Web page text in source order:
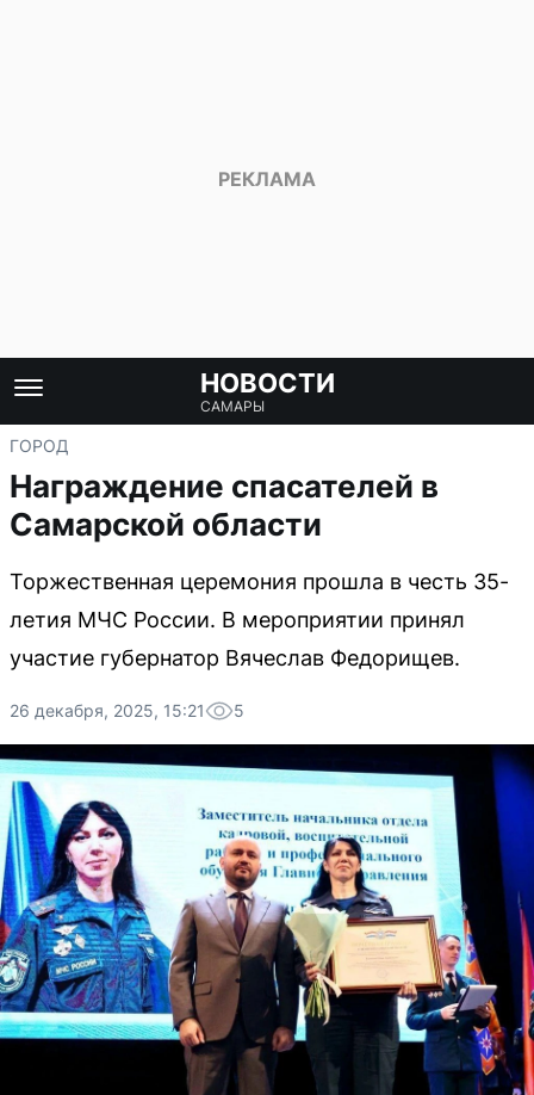
НОВОСТИ
САМАРЫ
ГОРОД
Награждение спасателей в
Самарской области
Торжественная церемония прошла в честь 35-
летия МЧС России. В мероприятии принял
участие губернатор Вячеслав Федорищев.
26 декабря, 2025, 15:21 5